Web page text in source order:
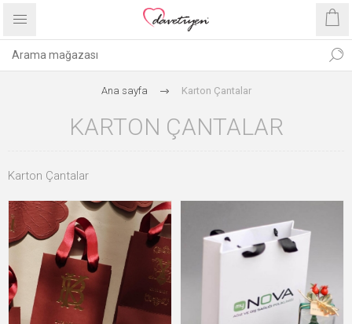
Ana sayfa Karton Çantalar
KARTON ÇANTALAR
Karton Çantalar